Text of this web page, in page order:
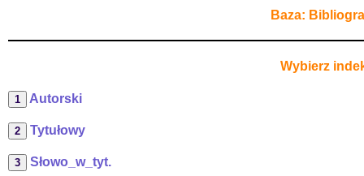
Baza:
Wybierz
Autorski
Tytułowy
Słowo_w_tyt.